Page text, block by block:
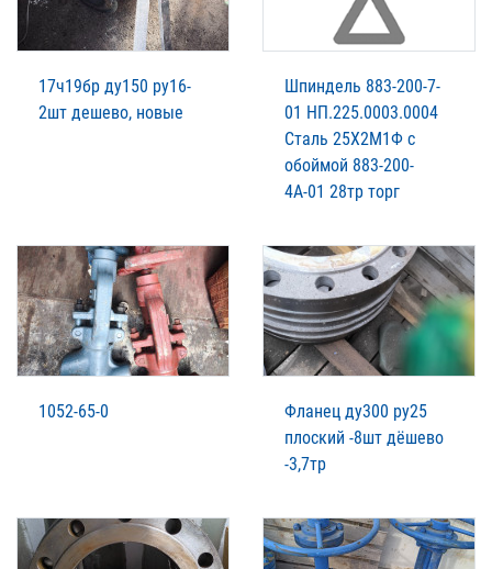
17ч19бр ду150 ру16-
2шт дешево, новые
Шпиндель 883-200-7-
01 НП.225.0003.0004
Сталь 25Х2М1Ф с
обоймой 883-200-
4А-01 28тр торг
1052-65-0
Фланец ду300 ру25
плоский -8шт дёшево
-3,7тр